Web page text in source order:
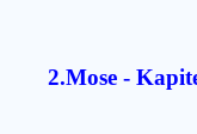
2.Mose -